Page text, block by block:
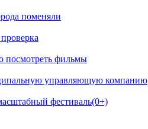
поменяли
посмотреть фильмы
управляющую компанию
фестиваль(0+)